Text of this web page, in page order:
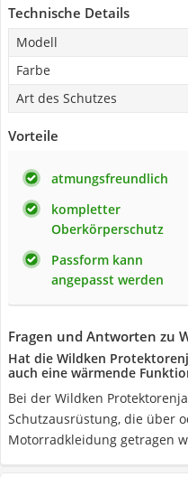
Technische Details
Modell
Farbe
Art des Schutzes
Vorteile
atmungsfreundlich
kompletter
Oberkörperschutz
Passform kann
angepasst werden
Fragen und Antworten zu
Hat die Wildken
auch eine wärmende
Bei der Wildken
Schutzausrüstung, die über
Motorradkleidung getragen